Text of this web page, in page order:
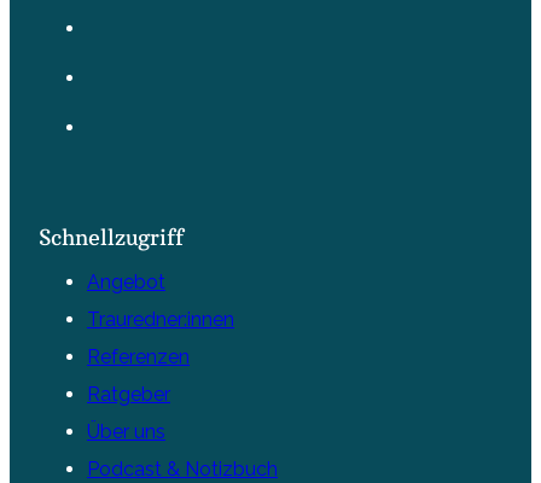
Schnellzugriff
Angebot
Trauredner:innen
Referenzen
Ratgeber
Über uns
Podcast & Notizbuch